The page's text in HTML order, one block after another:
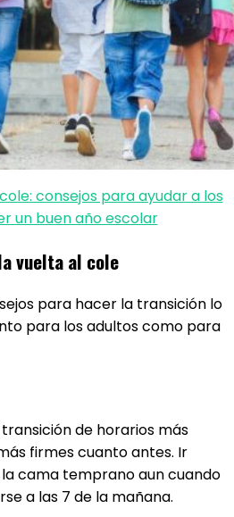
consejos para ayudar a los
un buen año escolar
vuelta al cole
para hacer la transición lo
para los adultos como para
de horarios más
firmes cuanto antes. Ir
cama temprano aun cuando
a las 7 de la mañana.